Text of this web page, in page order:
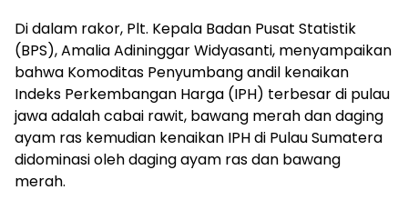
Di dalam rakor, Plt. Kepala Badan Pusat Statistik
(BPS), Amalia Adininggar Widyasanti, menyampaikan
bahwa Komoditas Penyumbang andil kenaikan
Indeks Perkembangan Harga (IPH) terbesar di pulau
jawa adalah cabai rawit, bawang merah dan daging
ayam ras kemudian kenaikan IPH di Pulau Sumatera
didominasi oleh daging ayam ras dan bawang
merah.